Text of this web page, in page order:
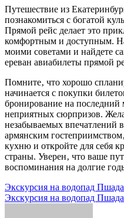
Путешествие из
познакомиться с богатой
Прямой рейс делает это
комфортным и доступным.
моими советами и найдете
ереван авиабилеты прямой
Помните‚ что хорошо
начинается с покупки
бронирование на последний
неприятных сюрпризов.
незабываемых впечатлений
армянским
кухню и откройте для себя
страны. Уверен‚ что ваше
воспоминания на долгие
Навигация
по
Экскурсия на водопад Пшада
Экскурсия на водопад Пшада